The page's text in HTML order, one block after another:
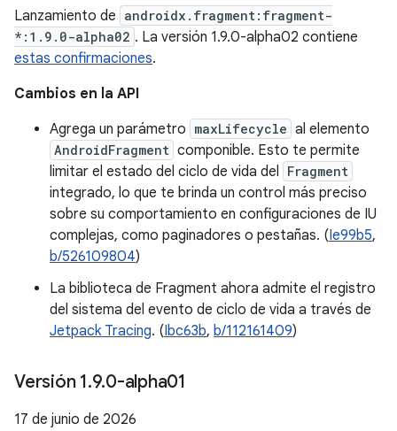
Lanzamiento de androidx.fragment:fragment-
*:1.9.0-alpha02 . La versión 1.9.0-alpha02 contiene
estas confirmaciones.
Cambios en la API
Agrega un parámetro maxLifecycle al elemento
AndroidFragment componible. Esto te permite
limitar el estado del ciclo de vida del Fragment
integrado, lo que te brinda un control más preciso
sobre su comportamiento en configuraciones de IU
complejas, como paginadores o pestañas. (Ie99b5,
b/526109804)
La biblioteca de Fragment ahora admite el registro
del sistema del evento de ciclo de vida a través de
Jetpack Tracing. (Ibc63b, b/112161409)
Versión 1.9.0-alpha01
17 de junio de 2026